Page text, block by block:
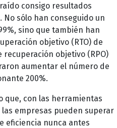
consigo resultados
sólo han conseguido un
sino que también han
objetivo (RTO) de
objetivo (RPO)
aumentar el número de
200%.
que, con las herramientas
empresas pueden superar
eficiencia nunca antes